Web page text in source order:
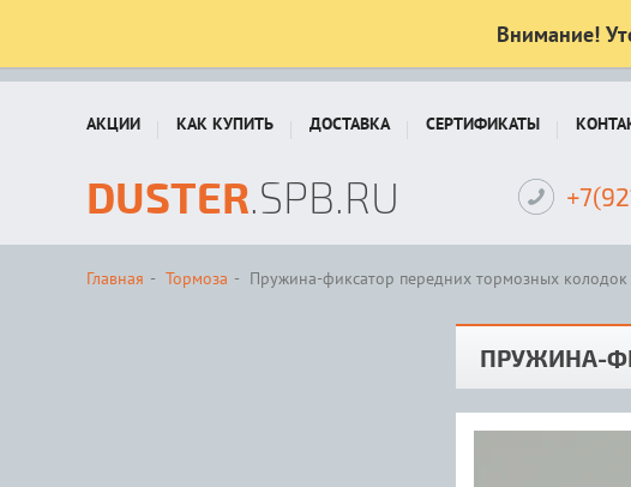
Внимание!
АКЦИИ КАК КУПИТЬ ДОСТАВКА СЕРТИФИКАТЫ
DUSTER.SPB.RU
Главная Тормоза Пружина-фиксатор передних тормозных
ПРУЖИНА-